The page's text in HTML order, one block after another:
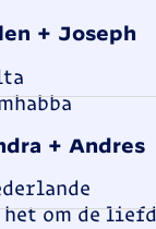
+ Joseph
+ Andres
het om de